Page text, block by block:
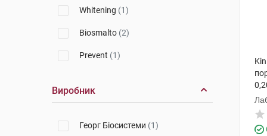
Whitening (1)
Biosmalto (2)
Prevent (1)
Виробник
Георг Біосистеми (1)